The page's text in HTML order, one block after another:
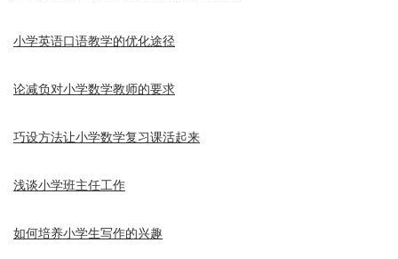
小学英语口语教学的优化途径
论减负对小学数学教师的要求
巧设方法让小学数学复习课活起来
浅谈小学班主任工作
如何培养小学生写作的兴趣